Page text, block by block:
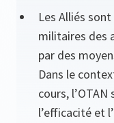
Les Alliés
militaires des
par des
Dans le
cours,
l’efficacité et